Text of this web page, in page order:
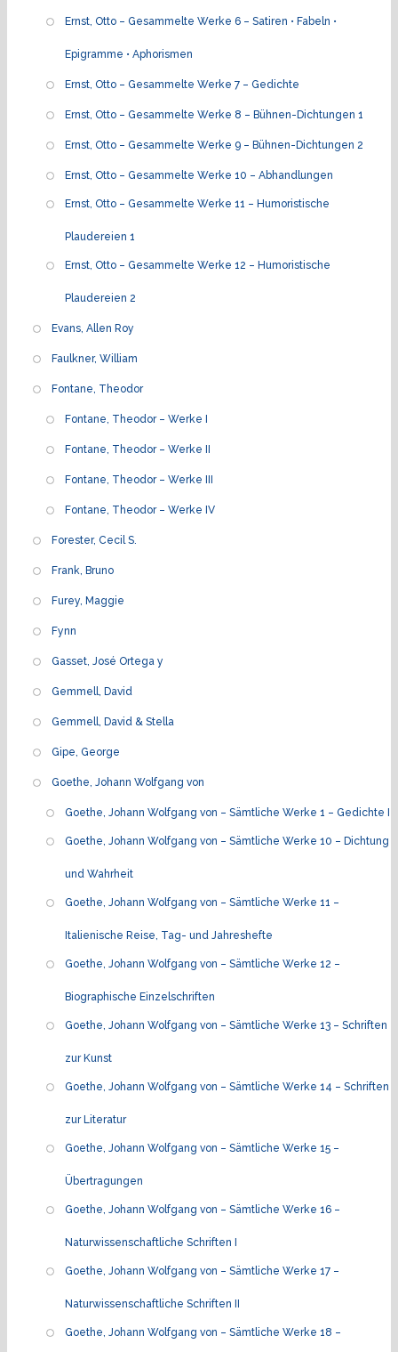
Ernst, Otto – Gesammelte Werke 6 – Satiren • Fabeln •
Epigramme • Aphorismen
Ernst, Otto – Gesammelte Werke 7 – Gedichte
Ernst, Otto – Gesammelte Werke 8 – Bühnen-Dichtungen 1
Ernst, Otto – Gesammelte Werke 9 – Bühnen-Dichtungen 2
Ernst, Otto – Gesammelte Werke 10 – Abhandlungen
Ernst, Otto – Gesammelte Werke 11 – Humoristische
Plaudereien 1
Ernst, Otto – Gesammelte Werke 12 – Humoristische
Plaudereien 2
Evans, Allen Roy
Faulkner, William
Fontane, Theodor
Fontane, Theodor – Werke I
Fontane, Theodor – Werke II
Fontane, Theodor – Werke III
Fontane, Theodor – Werke IV
Forester, Cecil S.
Frank, Bruno
Furey, Maggie
Fynn
Gasset, José Ortega y
Gemmell, David
Gemmell, David & Stella
Gipe, George
Goethe, Johann Wolfgang von
Goethe, Johann Wolfgang von – Sämtliche Werke 1 – Gedichte I
Goethe, Johann Wolfgang von – Sämtliche Werke 10 – Dichtung
und Wahrheit
Goethe, Johann Wolfgang von – Sämtliche Werke 11 –
Italienische Reise, Tag- und Jahreshefte
Goethe, Johann Wolfgang von – Sämtliche Werke 12 –
Biographische Einzelschriften
Goethe, Johann Wolfgang von – Sämtliche Werke 13 – Schriften
zur Kunst
Goethe, Johann Wolfgang von – Sämtliche Werke 14 – Schriften
zur Literatur
Goethe, Johann Wolfgang von – Sämtliche Werke 15 –
Übertragungen
Goethe, Johann Wolfgang von – Sämtliche Werke 16 –
Naturwissenschaftliche Schriften I
Goethe, Johann Wolfgang von – Sämtliche Werke 17 –
Naturwissenschaftliche Schriften II
Goethe, Johann Wolfgang von – Sämtliche Werke 18 –